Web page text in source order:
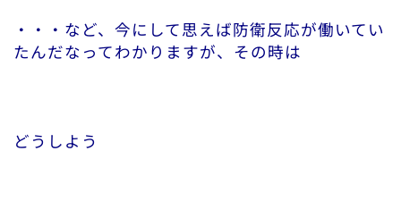
・・・など、今にして思えば防衛反応が働いてい
たんだなってわかりますが、その時は
どうしよう